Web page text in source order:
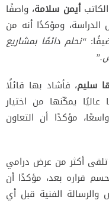
أيمن سلامة، واصفًا
الدراسة، ومؤكدًا أنه من
“نحلم دائمًا بمشاريع
سليم، فأشاد بها قائلًا
يمكّنها من اختيار
مؤكدًا أن التعاون
تلقى أكثر من عرض درامي
قراره بعد، مؤكدًا أن
الفنية قبل أي